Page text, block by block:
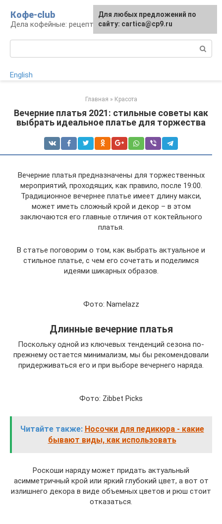
контенту
Кофе-club
Дела кофейные: рецепты и приготовление
English
Главная » Красота
Вечерние платья 2021: стильные советы как
выбрать идеальное платье для торжества
Вечерние платья предназначены для торжественных
мероприятий, проходящих, как правило, после 19:00.
Традиционное вечернее платье имеет длину макси,
может иметь сложный крой и декор – в этом
заключаются его главные отличия от коктейльного
платья.
В статье поговорим о том, как выбрать актуальное и
стильное платье, с чем его сочетать и поделимся
идеями шикарных образов.
Фото: Namelazz
Длинные вечерние платья
Поскольку одной из ключевых тенденций сезона по-
прежнему остается минимализм, мы бы рекомендовали
придерживаться его и при выборе вечернего наряда.
Фото: Zibbet Picks
Читайте также: Носочки для педикюра - какие
бывают виды, как использовать
Роскоши наряду может придать актуальный
асимметричный крой или яркий глубокий цвет, а вот от
излишнего декора в виде объемных цветов и рюш стоит
отказаться.
Для любых предложений по
сайту: cartica@cp9.ru